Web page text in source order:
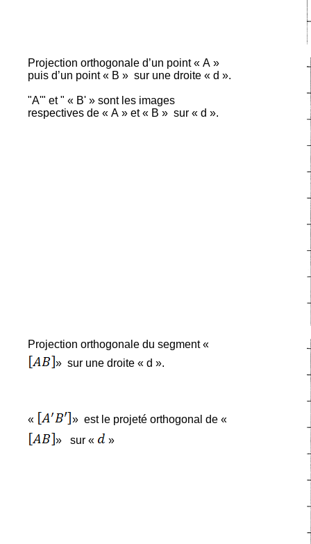
Projection orthogonale d’un point « A »
puis d’un point « B » sur une droite « d ».
"A'" et " « B' » sont les images
respectives de « A » et « B » sur « d ».
Projection orthogonale du segment «
» sur une droite « d ».
« » est le projeté orthogonal de «
»
sur « »